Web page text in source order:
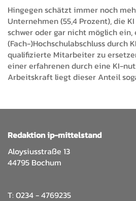
Hingegen schätzt immer noch
Unternehmen (55,4 Prozent), die
schwer oder gar nicht möglich
(Fach-)Hochschulabschluss durch
qualifizierte Mitarbeiter zu
einer erfahrenen durch eine KI-
Arbeitskraft liegt dieser Anteil
Redaktion ip-mittelstand
Aloysiusstraße 13
44795 Bochum
T: 0234 - 4769235